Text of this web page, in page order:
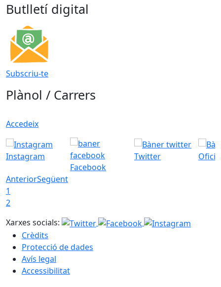
Butlletí digital
Subscriu-te
Plànol / Carrers
Accedeix
Instagram
Facebook
Twitter
AnteriorSegüent
1
2
Xarxes socials:
Crèdits
Protecció de dades
Avís legal
Accessibilitat